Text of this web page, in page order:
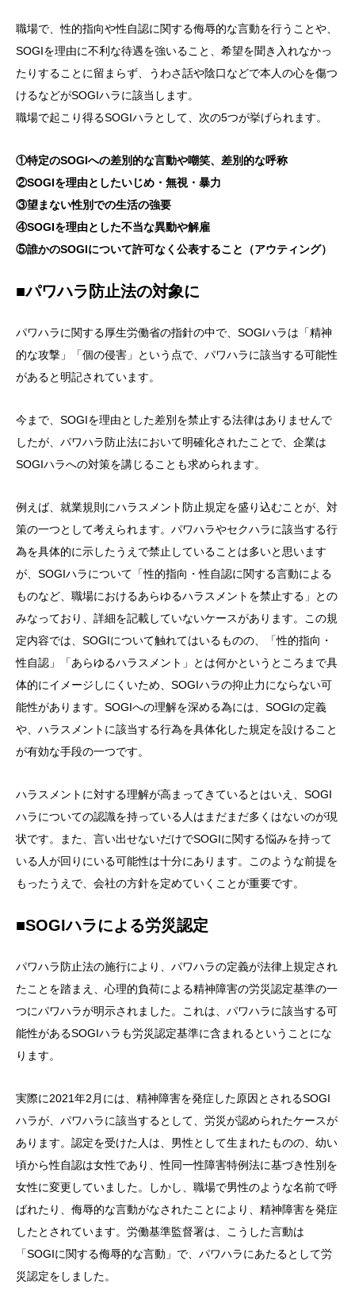
職場で、性的指向や性自認に関する侮辱的な言動を行うことや、
SOGIを理由に不利な待遇を強いること、希望を聞き入れなかっ
たりすることに留まらず、うわさ話や陰口などで本人の心を傷つ
けるなどがSOGIハラに該当します。
職場で起こり得るSOGIハラとして、次の5つが挙げられます。
①特定のSOGIへの差別的な言動や嘲笑、差別的な呼称
②SOGIを理由としたいじめ・無視・暴力
③望まない性別での生活の強要
④SOGIを理由とした不当な異動や解雇
⑤誰かのSOGIについて許可なく公表すること（アウティング）
■パワハラ防止法の対象に
パワハラに関する厚生労働省の指針の中で、SOGIハラは「精神
的な攻撃」「個の侵害」という点で、パワハラに該当する可能性
があると明記されています。
今まで、SOGIを理由とした差別を禁止する法律はありませんで
したが、パワハラ防止法において明確化されたことで、企業は
SOGIハラへの対策を講じることも求められます。
例えば、就業規則にハラスメント防止規定を盛り込むことが、対
策の一つとして考えられます。パワハラやセクハラに該当する行
為を具体的に示したうえで禁止していることは多いと思います
が、SOGIハラについて「性的指向・性自認に関する言動による
ものなど、職場におけるあらゆるハラスメントを禁止する」との
みなっており、詳細を記載していないケースがあります。この規
定内容では、SOGIについて触れてはいるものの、「性的指向・
性自認」「あらゆるハラスメント」とは何かというところまで具
体的にイメージしにくいため、SOGIハラの抑止力にならない可
能性があります。SOGIへの理解を深める為には、SOGIの定義
や、ハラスメントに該当する行為を具体化した規定を設けること
が有効な手段の一つです。
ハラスメントに対する理解が高まってきているとはいえ、SOGI
ハラについての認識を持っている人はまだまだ多くはないのが現
状です。また、言い出せないだけでSOGIに関する悩みを持って
いる人が回りにいる可能性は十分にあります。このような前提を
もったうえで、会社の方針を定めていくことが重要です。
■SOGIハラによる労災認定
パワハラ防止法の施行により、パワハラの定義が法律上規定され
たことを踏まえ、心理的負荷による精神障害の労災認定基準の一
つにパワハラが明示されました。これは、パワハラに該当する可
能性があるSOGIハラも労災認定基準に含まれるということにな
ります。
実際に2021年2月には、精神障害を発症した原因とされるSOGI
ハラが、パワハラに該当するとして、労災が認められたケースが
あります。認定を受けた人は、男性として生まれたものの、幼い
頃から性自認は女性であり、性同一性障害特例法に基づき性別を
女性に変更していました。しかし、職場で男性のような名前で呼
ばれたり、侮辱的な言動がなされたことにより、精神障害を発症
したとされています。労働基準監督署は、こうした言動は
「SOGIに関する侮辱的な言動」で、パワハラにあたるとして労
災認定をしました。